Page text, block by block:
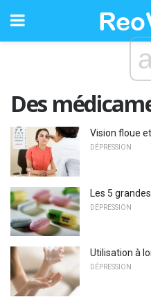
Des
Vision floue
DÉPRESSION
Les 5
DÉPRESSION
Utilisation à
DÉPRESSION